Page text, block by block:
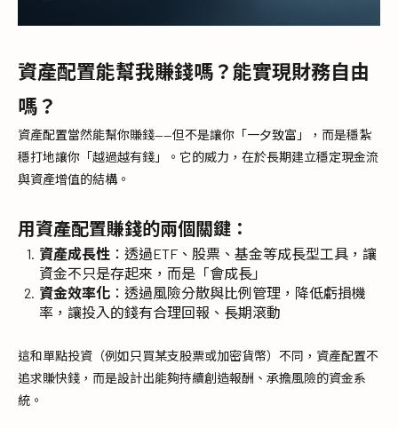
資產配置能幫我賺錢嗎？能實現財務自由
嗎？
資產配置當然能幫你賺錢——但不是讓你「一夕致富」，而是穩紮
穩打地讓你「越過越有錢」。它的威力，在於長期建立穩定現金流
與資產增值的結構。
用資產配置賺錢的兩個關鍵：
資產成長性 ：透過ETF、股票、基金等成長型工具，讓
資金不只是存起來，而是「會成長」
資金效率化 ：透過風險分散與比例管理，降低虧損機
率，讓投入的錢有合理回報、長期滾動
這和單點投資（例如只買某支股票或加密貨幣）不同，資產配置不
追求賺快錢，而是設計出能夠持續創造報酬、承擔風險的資金系
統。